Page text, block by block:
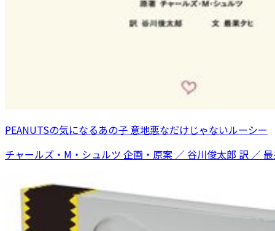
PEANUTSの気になるあの子 意地悪なだけじゃないルーシー
チャールズ・M・シュルツ 企画・原案 ／ 谷川俊太郎 訳 ／